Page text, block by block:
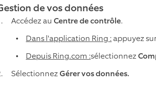
de vos données
Accédez au Centre de contrôle.
Dans l'application Ring :appuyez
Depuis Ring.com :sélectionnez
SélectionnezGérer vos données.